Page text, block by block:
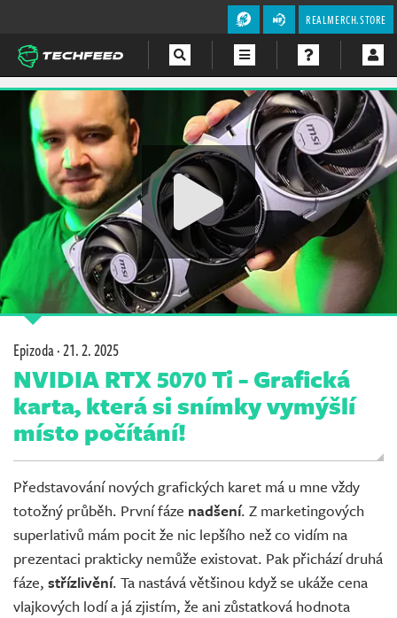
REALMERCH.STORE
Magazín
Videa
Soutěže
Epizoda ·21. 2. 2025
NVIDIA RTX 5070 Ti - Grafická
karta, která si snímky vymýšlí
místo počítání!
Představování nových grafických karet má u mne vždy
totožný průběh. První fáze nadšení. Z marketingových
superlativů mám pocit že nic lepšího než co vidím na
prezentaci prakticky nemůže existovat. Pak přichází druhá
fáze, střízlivění. Ta nastává většinou když se ukáže cena
vlajkových lodí a já zjistím, že ani zůstatková hodnota